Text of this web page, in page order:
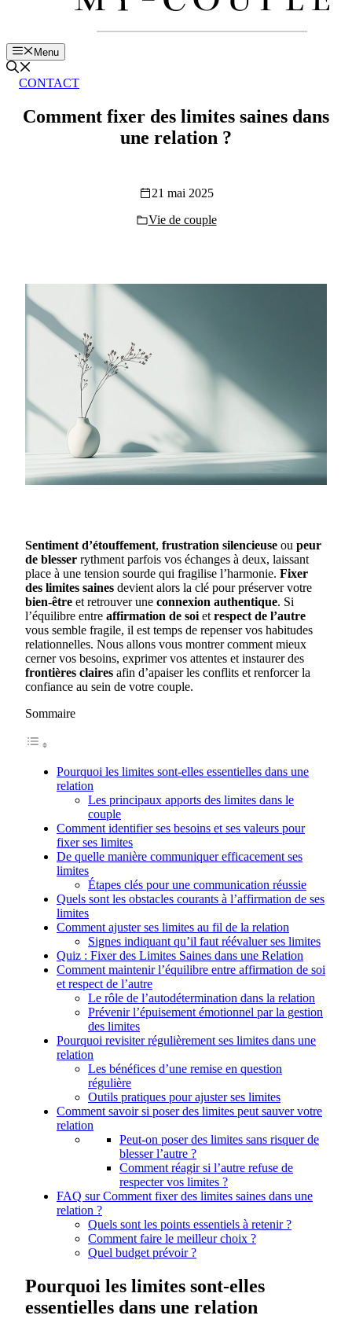
Menu
CONTACT
Comment fixer des limites saines dans
une relation ?
21 mai 2025
Vie de couple
Sentiment d’étouffement, frustration silencieuse ou peur
de blesser rythment parfois vos échanges à deux, laissant
place à une tension sourde qui fragilise l’harmonie. Fixer
des limites saines devient alors la clé pour préserver votre
bien-être et retrouver une connexion authentique. Si
l’équilibre entre affirmation de soi et respect de l’autre
vous semble fragile, il est temps de repenser vos habitudes
relationnelles. Nous allons vous montrer comment mieux
cerner vos besoins, exprimer vos attentes et instaurer des
frontières claires afin d’apaiser les conflits et renforcer la
confiance au sein de votre couple.
Sommaire
Pourquoi les limites sont-elles essentielles dans une
relation
Les principaux apports des limites dans le
couple
Comment identifier ses besoins et ses valeurs pour
fixer ses limites
De quelle manière communiquer efficacement ses
limites
Étapes clés pour une communication réussie
Quels sont les obstacles courants à l’affirmation de ses
limites
Comment ajuster ses limites au fil de la relation
Signes indiquant qu’il faut réévaluer ses limites
Quiz : Fixer des Limites Saines dans une Relation
Comment maintenir l’équilibre entre affirmation de soi
et respect de l’autre
Le rôle de l’autodétermination dans la relation
Prévenir l’épuisement émotionnel par la gestion
des limites
Pourquoi revisiter régulièrement ses limites dans une
relation
Les bénéfices d’une remise en question
régulière
Outils pratiques pour ajuster ses limites
Comment savoir si poser des limites peut sauver votre
relation
Peut-on poser des limites sans risquer de
blesser l’autre ?
Comment réagir si l’autre refuse de
respecter vos limites ?
FAQ sur Comment fixer des limites saines dans une
relation ?
Quels sont les points essentiels à retenir ?
Comment faire le meilleur choix ?
Quel budget prévoir ?
Pourquoi les limites sont-elles
essentielles dans une relation